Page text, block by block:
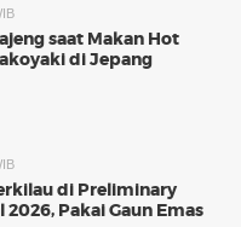
saat Makan Hot
di Jepang
di Preliminary
Pakai Gaun Emas